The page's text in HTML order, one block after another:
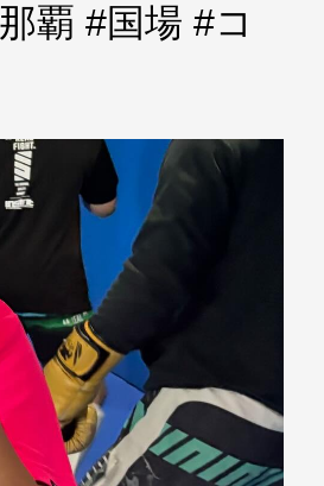
覇 #国場 #コ